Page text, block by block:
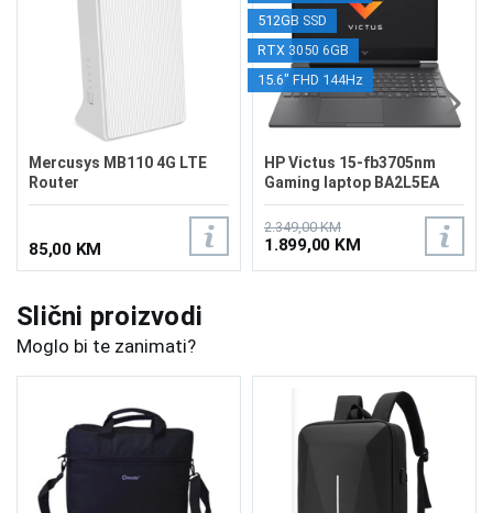
Mercusys MB110 4G LTE
Router
85,00 KM
512GB SSD
RTX 3050 6GB
15.6" FHD 144Hz
HP Victus 15-fb3705nm
Gaming laptop BA2L5EA
2.349,00 KM
1.899,00 KM
Slični proizvodi
Moglo bi te zanimati?